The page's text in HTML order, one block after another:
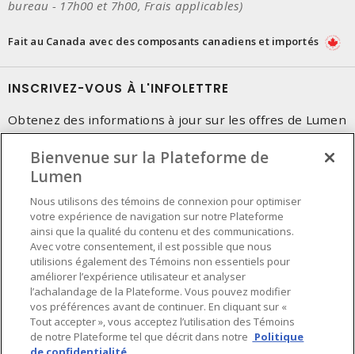
bureau - 17h00 et 7h00, Frais applicables)
Fait au Canada avec des composants canadiens et importés
INSCRIVEZ-VOUS À L'INFOLETTRE
Obtenez des informations à jour sur les offres de Lumen
Bienvenue sur la Plateforme de
Lumen
Nous utilisons des témoins de connexion pour optimiser
votre expérience de navigation sur notre Plateforme
ainsi que la qualité du contenu et des communications.
Avec votre consentement, il est possible que nous
utilisions également des Témoins non essentiels pour
améliorer l’expérience utilisateur et analyser
l’achalandage de la Plateforme. Vous pouvez modifier
vos préférences avant de continuer. En cliquant sur «
Tout accepter », vous acceptez l’utilisation des Témoins
de notre Plateforme tel que décrit dans notre Politique